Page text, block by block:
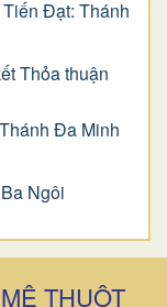
Đạt: Thánh
Thỏa thuận
Đa Minh
Ngôi
THUỘT